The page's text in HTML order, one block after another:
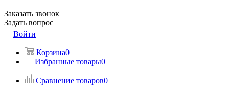
Заказать звонок
Задать вопрос
Войти
Корзина0
Избранные товары0
Сравнение товаров0